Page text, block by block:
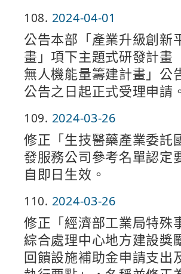
108 2024-04-01
公告本部「產業升級創新
畫」項下主題式研發計畫
無人機能量籌建計畫」公
公告之日起正式受理申請
109 2024-03-26
修正「生技醫藥產業委託
發服務公司參考名單認定
自即日生效。
110 2024-03-26
修正「經濟部工業局特殊
綜合處理中心地方建設獎
回饋設施補助金申請支出